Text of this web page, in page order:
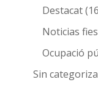
Destacat
Noticias
Ocupació
Sin